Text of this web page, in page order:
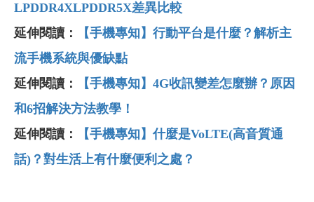
LPDDR4XLPDDR5X差異比較
延伸閱讀：
【手機專知】行動平台是什麼？解析主
流手機系統與優缺點
延伸閱讀：
【手機專知】4G收訊變差怎麼辦？原因
和6招解決方法教學！
延伸閱讀：
【手機專知】什麼是VoLTE(高音質通
話) ？對生活上有什麼便利之處？